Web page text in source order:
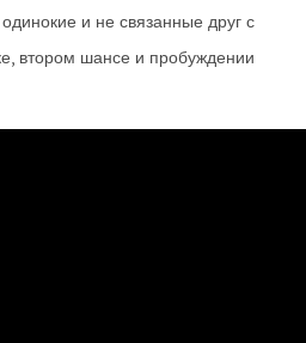
и не связанные друг с
втором шансе и пробуждении